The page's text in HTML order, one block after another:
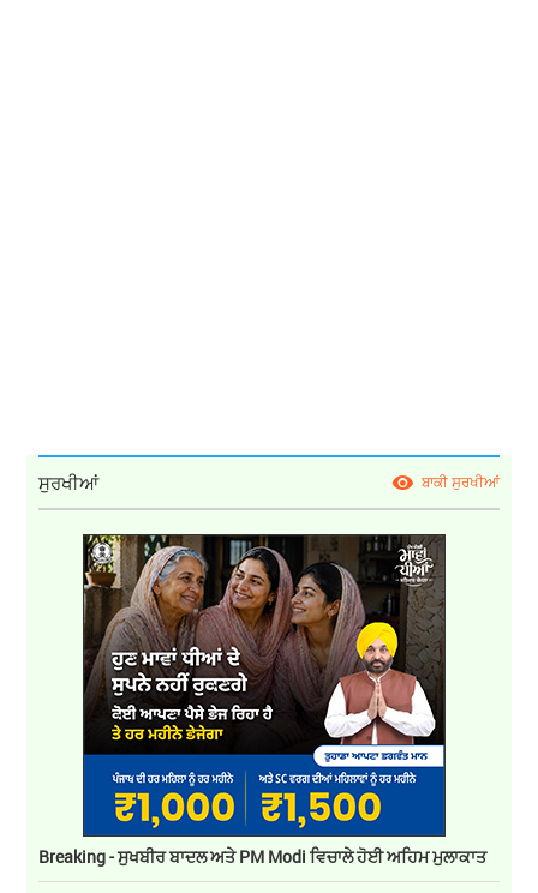
ਸੁਰਖੀਆਂ ਬਾਕੀ ਸੁਰਖੀਆਂ
Breaking - ਸੁਖਬੀਰ ਬਾਦਲ ਅਤੇ PM Modi ਵਿਚਾਲੇ ਹੋਈ ਅਹਿਮ ਮੁਲਾਕਾਤ